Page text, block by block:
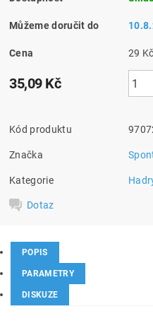
Můžeme doručit do
Cena
35,09 Kč
Kód produktu
Značka
Kategorie
Dotaz
POPIS
PARAMETRY
DISKUZE